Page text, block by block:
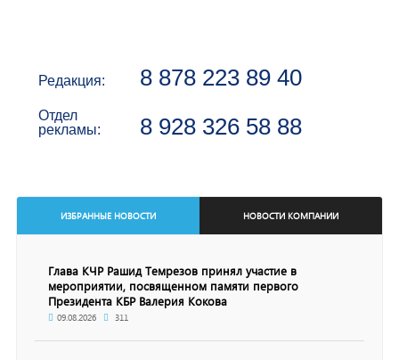
Редакция: 8 878 223 89 40
Отдел
рекламы:
8 928 326 58 88
ИЗБРАННЫЕ НОВОСТИ НОВОСТИ КОМПАНИИ
Глава КЧР Рашид Темрезов принял участие в
мероприятии, посвященном памяти первого
Президента КБР Валерия Кокова
09.08.2026 311